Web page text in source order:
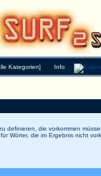
Kategorien] Info
definieren, die vorkommen
für Wörter, die im Ergebnis nicht